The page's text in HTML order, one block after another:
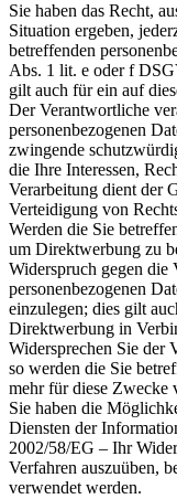
Sie haben das Recht,
Situation ergeben,
betreffenden
Abs. 1 lit. e oder f
gilt auch für ein auf
Der Verantwortliche
personenbezogenen
zwingende
die Ihre Interessen,
Verarbeitung dient der
Verteidigung von
Werden die Sie
um Direktwerbung zu
Widerspruch gegen die
personenbezogenen
einzulegen; dies gilt
Direktwerbung in
Widersprechen Sie der
so werden die Sie
mehr für diese Zwecke
Sie haben die
Diensten der
2002/58/EG – Ihr
Verfahren auszuüben,
verwendet werden.